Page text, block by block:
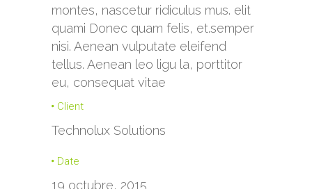
montes, nascetur ridiculus mus. elit
quami Donec quam felis, et.semper
nisi. Aenean vulputate eleifend
tellus. Aenean leo ligu la, porttitor
eu, consequat vitae
Client
Technolux Solutions
Date
19 octubre, 2015